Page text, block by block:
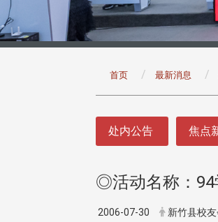
首页 最新消息
处内公告 焦点
◎活动名称：94
2006-07-30 新竹县校友